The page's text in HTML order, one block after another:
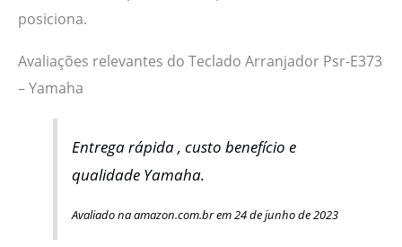
posiciona.
Avaliações relevantes do Teclado Arranjador Psr-E373
– Yamaha
Entrega rápida , custo benefício e
qualidade Yamaha.
Avaliado na amazon.com.br em 24 de junho de 2023